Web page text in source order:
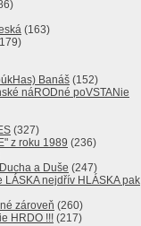
(163)
Banáš (152)
náRODné poVSTANie
(327)
z roku 1989 (236)
a Duše (247)
LÁSKA nejdřív HLÁSKA pak
zároveň (260)
HRDO !!! (217)